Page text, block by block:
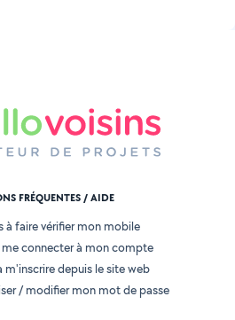
FRÉQUENTES / AIDE
à faire vérifier mon mobile
me connecter à mon compte
m'inscrire depuis le site web
/ modifier mon mot de passe